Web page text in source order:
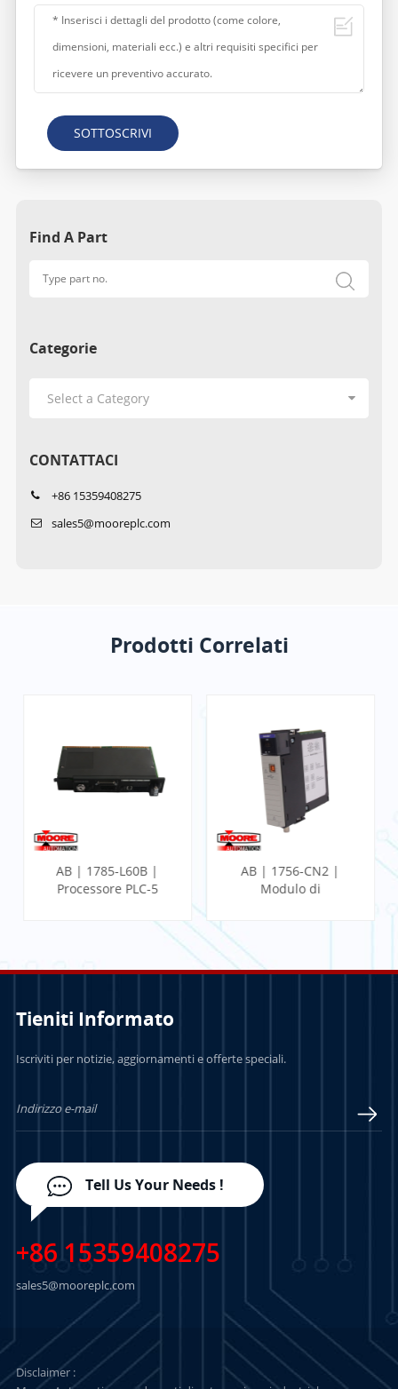
SOTTOSCRIVI
Find A Part
Categorie
CONTATTACI
+86 15359408275
sales5@mooreplc.com
Prodotti Correlati
AB | 1785-L60B |
Processore PLC-5
AB | 1756-CN2 |
Modulo di
Tieniti Informato
Iscriviti per notizie, aggiornamenti e offerte speciali.
Tell Us Your Needs !
+86 15359408275
sales5@mooreplc.com
Disclaimer :